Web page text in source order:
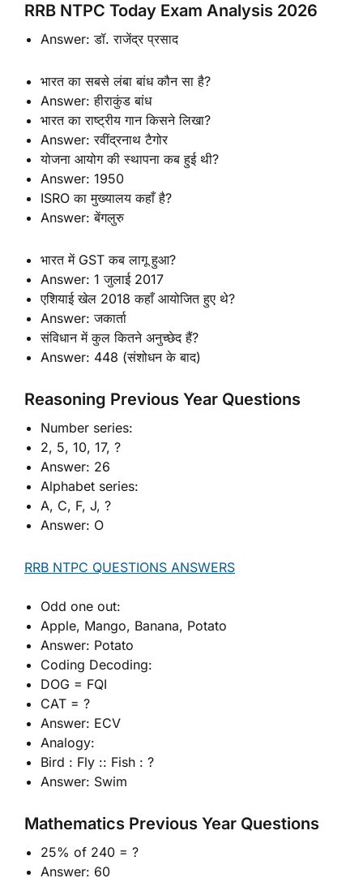
RRB NTPC Today Exam Analysis 2026
Answer: डॉ. राजेंद्र प्रसाद
भारत का सबसे लंबा बांध कौन सा है?
Answer: हीराकुंड बांध
भारत का राष्ट्रीय गान किसने लिखा?
Answer: रवींद्रनाथ टैगोर
योजना आयोग की स्थापना कब हुई थी?
Answer: 1950
ISRO का मुख्यालय कहाँ है?
Answer: बेंगलुरु
भारत में GST कब लागू हुआ?
Answer: 1 जुलाई 2017
एशियाई खेल 2018 कहाँ आयोजित हुए थे?
Answer: जकार्ता
संविधान में कुल कितने अनुच्छेद हैं?
Answer: 448 (संशोधन के बाद)
Reasoning Previous Year Questions
Number series:
2, 5, 10, 17, ?
Answer: 26
Alphabet series:
A, C, F, J, ?
Answer: O
RRB NTPC QUESTIONS ANSWERS
Odd one out:
Apple, Mango, Banana, Potato
Answer: Potato
Coding Decoding:
DOG = FQI
CAT = ?
Answer: ECV
Analogy:
Bird : Fly :: Fish : ?
Answer: Swim
Mathematics Previous Year Questions
25% of 240 = ?
Answer: 60